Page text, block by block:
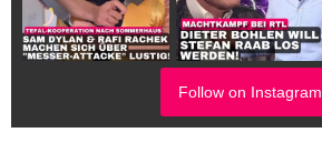
Follow on Instagram